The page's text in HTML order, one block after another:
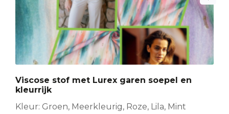
Viscose stof met Lurex garen soepel en
kleurrijk
Kleur: Groen, Meerkleurig, Roze, Lila, Mint